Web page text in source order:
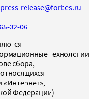
press-release@forbes.ru
32-06
технологии
сбора,
«Интернет»,
Федерации)